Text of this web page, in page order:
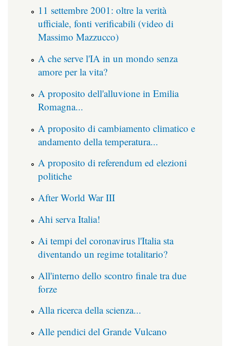
11 settembre 2001: oltre la verità
ufficiale, fonti verificabili (video di
Massimo Mazzucco)
A che serve l'IA in un mondo senza
amore per la vita?
A proposito dell'alluvione in Emilia
Romagna...
A proposito di cambiamento climatico e
andamento della temperatura...
A proposito di referendum ed elezioni
politiche
After World War III
Ahi serva Italia!
Ai tempi del coronavirus l'Italia sta
diventando un regime totalitario?
All'interno dello scontro finale tra due
forze
Alla ricerca della scienza...
Alle pendici del Grande Vulcano